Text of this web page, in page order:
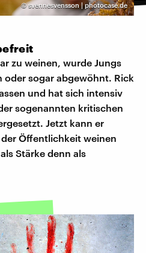
©svennesvensson | photocase.de
zu weinen, wurde Jungs
oder sogar abgewöhnt. Rick
und hat sich intensiv
sogenannten kritischen
Jetzt kann er
Öffentlichkeit weinen
Stärke denn als